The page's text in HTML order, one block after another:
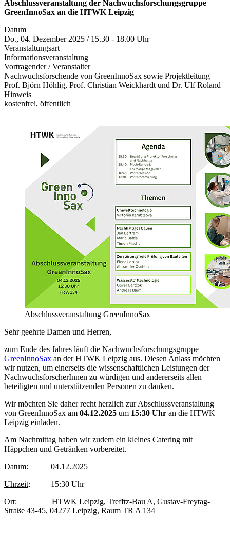
Abschlussveranstaltung der Nachwuchsforschungsgruppe
GreenInnoSax an die HTWK Leipzig
Datum
Do., 04. Dezember 2025 / 15.30 - 18.00 Uhr
Veranstaltungsart
Informationsveranstaltung
Vortragender / Veranstalter
Nachwuchsforschende von GreenInnoSax sowie Projektleitung
Prof. Björn Höhlig, Prof. Christian Weickhardt und Dr. Ulf Roland
Hinweis
kostenfrei, öffentlich
Abschlussveranstaltung GreenInnoSax
Sehr geehrte Damen und Herren,
zum Ende des Jahres läuft die Nachwuchsforschungsgruppe
GreenInnoSax an der HTWK Leipzig aus. Diesen Anlass möchten
wir nutzen, um einerseits die wissenschaftlichen Leistungen der
NachwuchsforscherInnen zu würdigen und andererseits allen
beteiligten und unterstützenden Personen zu danken.
Wir möchten Sie daher recht herzlich zur Abschlussveranstaltung
von GreenInnoSax am 04.12.2025 um 15:30 Uhr an die HTWK
Leipzig einladen.
Am Nachmittag haben wir zudem ein kleines Catering mit
Häppchen und Getränken vorbereitet.
Datum: 04.12.2025
Uhrzeit: 15:30 Uhr
Ort: HTWK Leipzig, Trefftz-Bau A, Gustav-Freytag-
Straße 43-45, 04277 Leipzig, Raum TR A 134